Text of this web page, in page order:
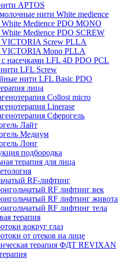
APTOS
нити White medience
Medience PDO MONO
Medience PDO SCREW
Screw PLLA
Mono PLLA
насечками LFL 4D PDO PCL
LFL Screw
нити LFL Basic PDO
лица
Collost micro
Linerase
Сферогель
Лайт
Медиум
Лонг
подбородка
терапия для лица
RF-лифтинг
RF лифтинг век
RF лифтинг живота
RF лифтинг тела
терапия
вокруг глаз
от отеков на лице
терапия ФДТ REVIXAN